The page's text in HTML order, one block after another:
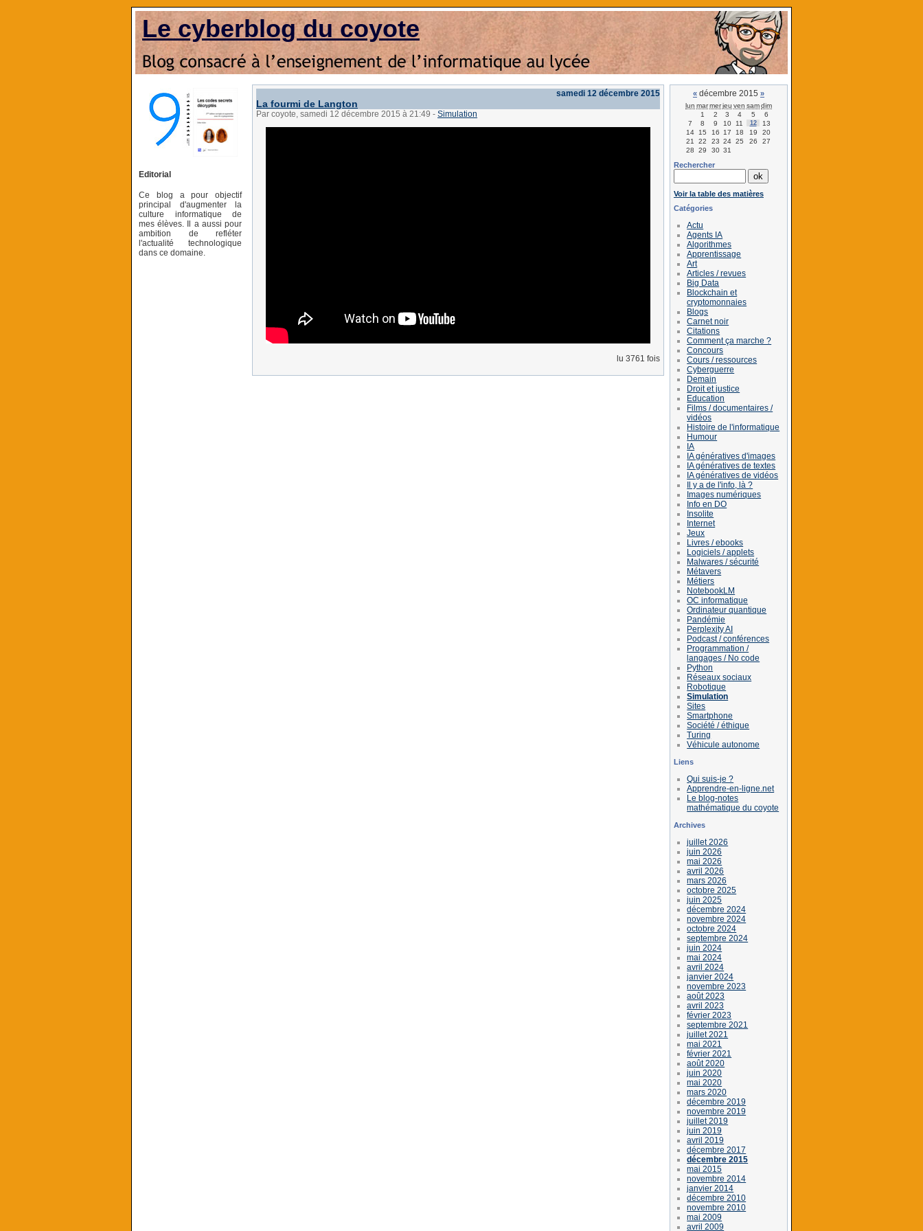
Le cyberblog du coyote
Editorial
Ce blog a pour objectif
principal d'augmenter la
culture informatique de
mes élèves. Il a aussi pour
ambition de refléter
l'actualité technologique
dans ce domaine.
samedi 12 décembre 2015
La fourmi de Langton
Par coyote, samedi 12 décembre 2015 à 21:49 - Simulation
lu 3761 fois
« décembre 2015 »
lun marmerjeu ven samdim
1
2 3 4 5
6
7
8 9 10 11 12
13
14
15 16 17 18 19
20
21
22 23 24 25 26
27
28
29 30 31
Rechercher
Voir la table des matières
Catégories
Actu
Agents IA
Algorithmes
Apprentissage
Art
Articles / revues
Big Data
Blockchain et
cryptomonnaies
Blogs
Carnet noir
Citations
Comment ça marche ?
Concours
Cours / ressources
Cyberguerre
Demain
Droit et justice
Education
Films / documentaires /
vidéos
Histoire de l'informatique
Humour
IA
IA génératives d'images
IA génératives de textes
IA génératives de vidéos
Il y a de l'info, là ?
Images numériques
Info en DO
Insolite
Internet
Jeux
Livres / ebooks
Logiciels / applets
Malwares / sécurité
Métavers
Métiers
NotebookLM
OC informatique
Ordinateur quantique
Pandémie
Perplexity AI
Podcast / conférences
Programmation /
langages / No code
Python
Réseaux sociaux
Robotique
Simulation
Sites
Smartphone
Société / éthique
Turing
Véhicule autonome
Liens
Qui suis-je ?
Apprendre-en-ligne.net
Le blog-notes
mathématique du coyote
Archives
juillet 2026
juin 2026
mai 2026
avril 2026
mars 2026
octobre 2025
juin 2025
décembre 2024
novembre 2024
octobre 2024
septembre 2024
juin 2024
mai 2024
avril 2024
janvier 2024
novembre 2023
août 2023
avril 2023
février 2023
septembre 2021
juillet 2021
mai 2021
février 2021
août 2020
juin 2020
mai 2020
mars 2020
décembre 2019
novembre 2019
juillet 2019
juin 2019
avril 2019
décembre 2017
décembre 2015
mai 2015
novembre 2014
janvier 2014
décembre 2010
novembre 2010
mai 2009
avril 2009